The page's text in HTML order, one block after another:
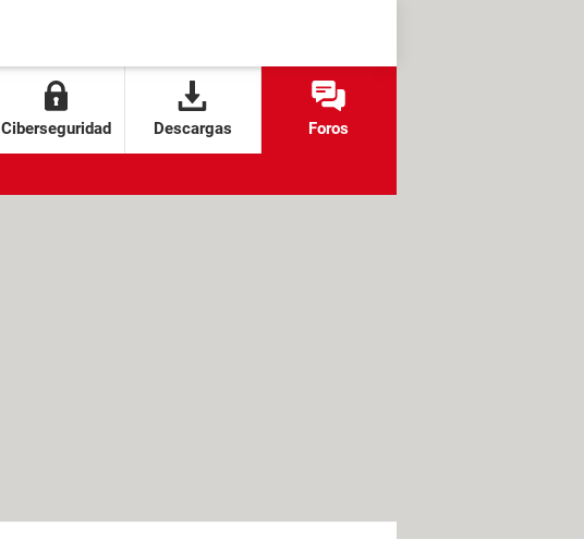
Ciberseguridad Descargas Foros